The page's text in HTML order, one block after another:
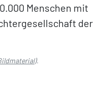
Menschen mit
der
).